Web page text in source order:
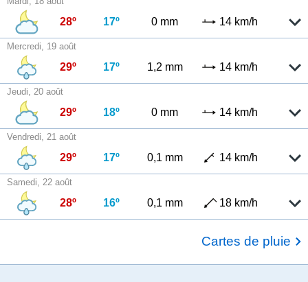
28º 17º 0 mm 14 km/h
Mercredi, 19 août
29º 17º 1,2 mm 14 km/h
Jeudi, 20 août
29º 18º 0 mm 14 km/h
Vendredi, 21 août
29º 17º 0,1 mm 14 km/h
Samedi, 22 août
28º 16º 0,1 mm 18 km/h
Cartes de pluie